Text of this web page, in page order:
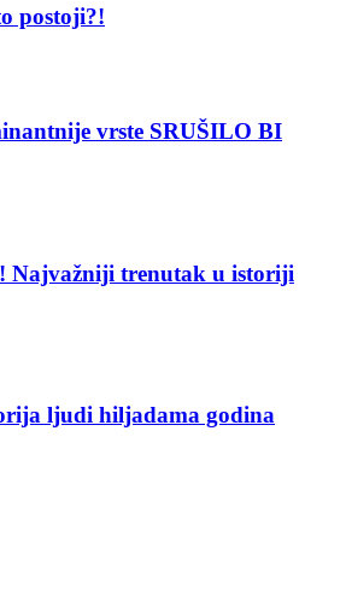
postoji?!
vrste SRUŠILO BI
Najvažniji trenutak u istoriji
ljudi hiljadama godina